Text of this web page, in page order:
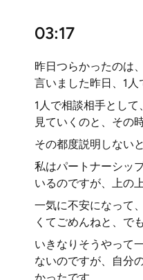
03:17
昨日つらかったのは
言いました昨日、1人
1人で相談相手とし
見ていくのと、その
その都度説明しない
私はパートナーシッ
いるのですが、上の
一気に不安になって
くてごめんねと、で
いきなりそうやって
ないのですが、自分